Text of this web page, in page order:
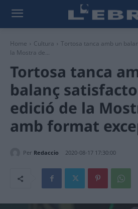
Home Cultura
Tortosa tanca amb un
la Mostra de...
Tortosa tanca
balanç
edició de la
amb format
Per Redaccio 2020-08-17 17:30:00